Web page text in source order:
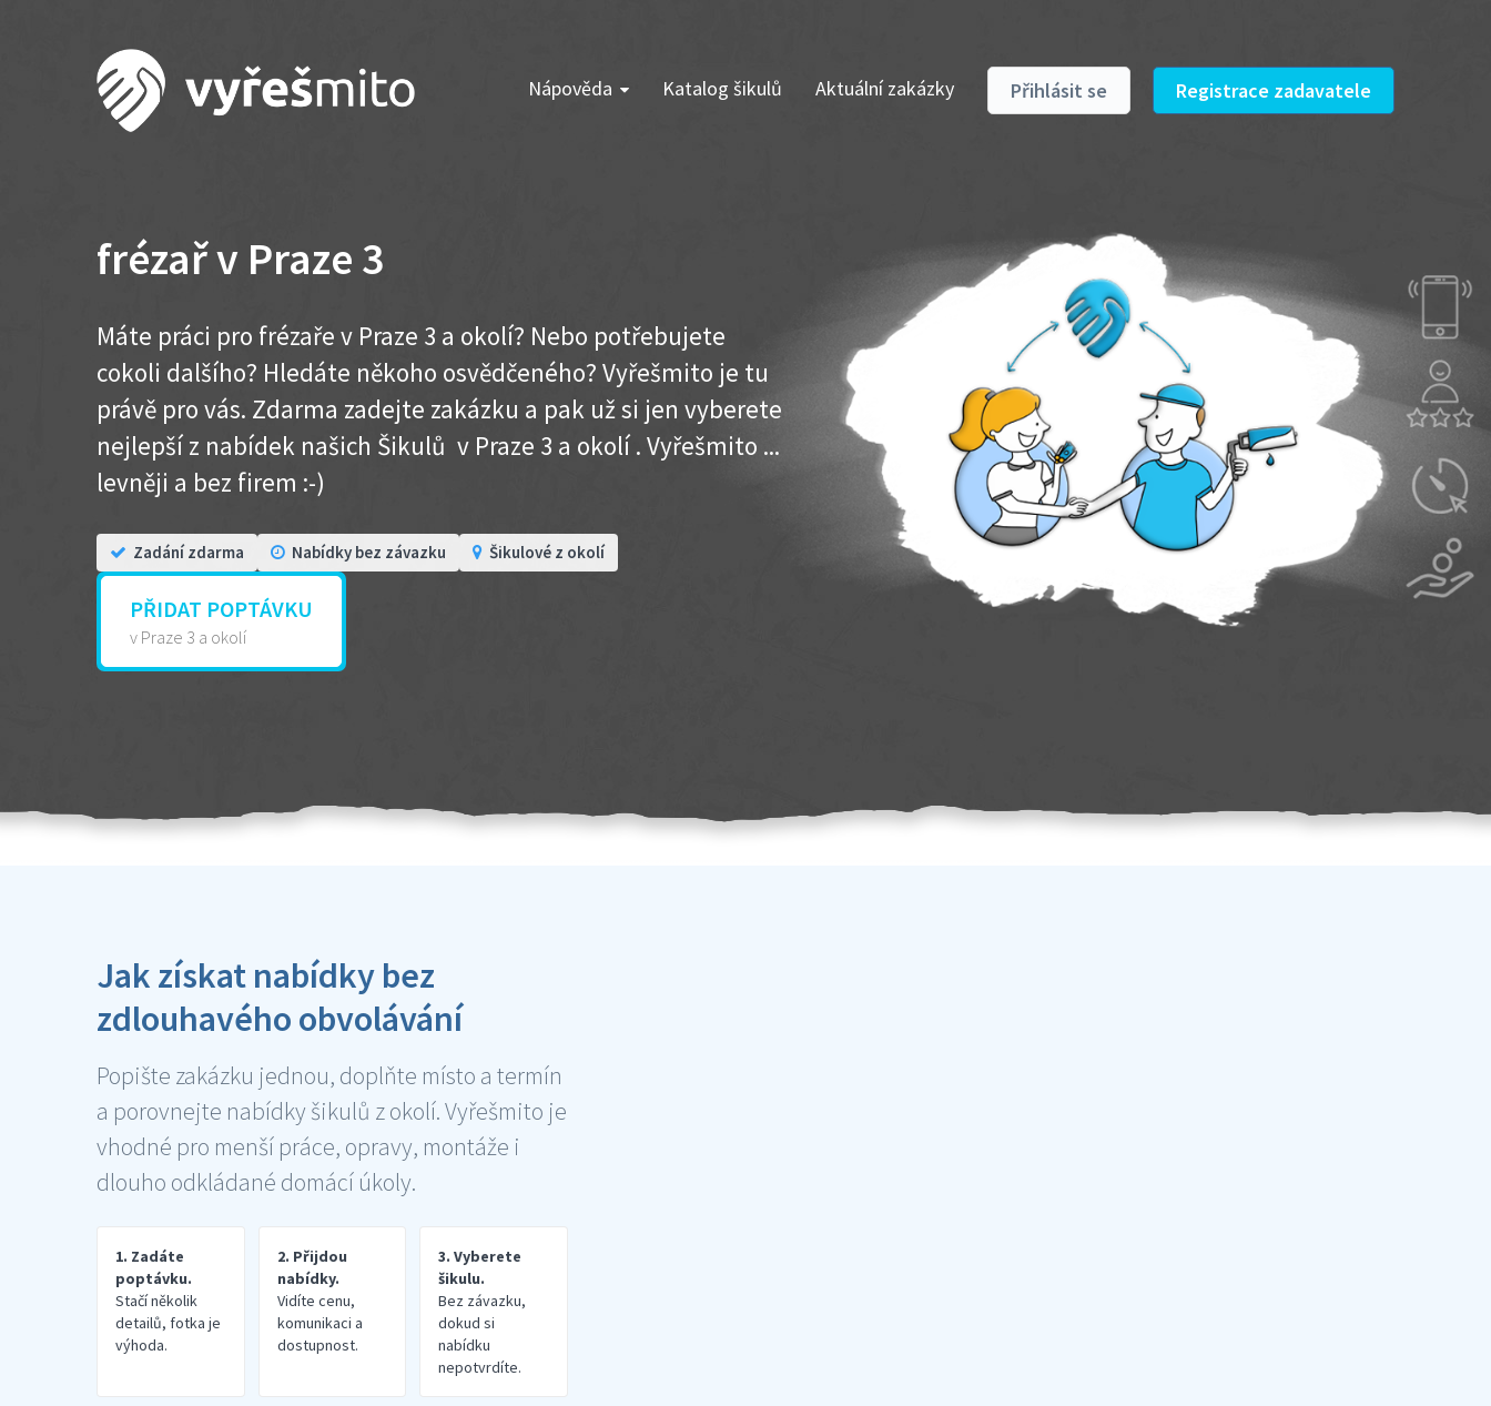
Nápověda Katalog šikulů Aktuální zakázky Přihlásit se Registrace zadavatele
frézař v Praze 3
Máte práci pro frézaře v Praze 3 a okolí? Nebo potřebujete
cokoli dalšího? Hledáte někoho osvědčeného? Vyřešmito je tu
právě pro vás. Zdarma zadejte zakázku a pak už si jen vyberete
nejlepší z nabídek našich Šikulů v Praze 3 a okolí . Vyřešmito ...
levněji a bez firem :-)
Zadání zdarma Nabídky bez závazku Šikulové z okolí
PŘIDAT POPTÁVKU
v Praze 3 a okolí
Jak získat nabídky bez
zdlouhavého obvolávání
Popište zakázku jednou, doplňte místo a termín
a porovnejte nabídky šikulů z okolí. Vyřešmito je
vhodné pro menší práce, opravy, montáže i
dlouho odkládané domácí úkoly.
1. Zadáte
poptávku.
Stačí několik
detailů, fotka je
výhoda.
2. Přijdou
nabídky.
Vidíte cenu,
komunikaci a
dostupnost.
3. Vyberete
šikulu.
Bez závazku,
dokud si
nabídku
nepotvrdíte.